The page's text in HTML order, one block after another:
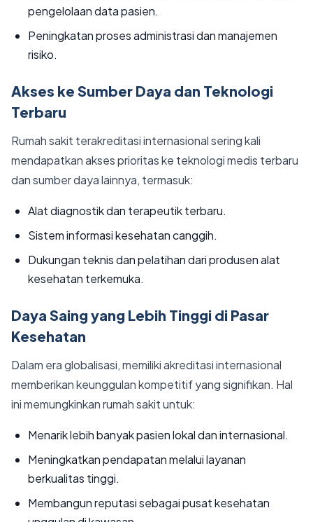
pengelolaan data pasien.
Peningkatan proses administrasi dan manajemen
risiko.
Akses ke Sumber Daya dan Teknologi
Terbaru
Rumah sakit terakreditasi internasional sering kali
mendapatkan akses prioritas ke teknologi medis terbaru
dan sumber daya lainnya, termasuk:
Alat diagnostik dan terapeutik terbaru.
Sistem informasi kesehatan canggih.
Dukungan teknis dan pelatihan dari produsen alat
kesehatan terkemuka.
Daya Saing yang Lebih Tinggi di Pasar
Kesehatan
Dalam era globalisasi, memiliki akreditasi internasional
memberikan keunggulan kompetitif yang signifikan. Hal
ini memungkinkan rumah sakit untuk:
Menarik lebih banyak pasien lokal dan internasional.
Meningkatkan pendapatan melalui layanan
berkualitas tinggi.
Membangun reputasi sebagai pusat kesehatan